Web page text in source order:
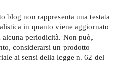
blog non rappresenta una testata
in quanto viene aggiornato
alcuna periodicità. Non può,
considerarsi un prodotto
ai sensi della legge n. 62 del